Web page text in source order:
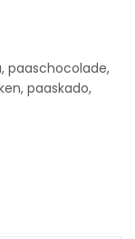
, paaschocolade,
, paaskado,